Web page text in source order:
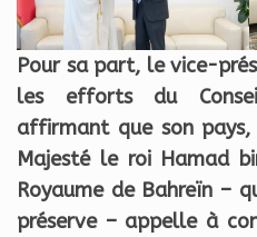
Pour sa part, le vice-
les efforts du
affirmant que son
Majesté le roi Hamad
Royaume de Bahreïn –
préserve – appelle à